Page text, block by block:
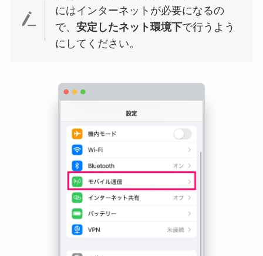
にはインターネットが必要になるの
で、安定したネット環境下で行うよう
にしてください。